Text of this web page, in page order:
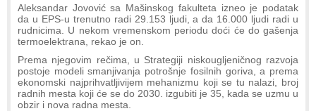
Aleksandar Jovović sa Mašinskog fakulteta izneo je podatak
da u EPS-u trenutno radi 29.153 ljudi, a da 16.000 ljudi radi u
rudnicima. U nekom vremenskom periodu doći će do gašenja
termoelektrana, rekao je on.
Prema njegovim rečima, u Strategiji niskougljeničnog razvoja
postoje modeli smanjivanja potrošnje fosilnih goriva, a prema
ekonomski najprihvatljivijem mehanizmu koji se tu nalazi, broj
radnih mesta koji će se do 2030. izgubiti je 35, kada se uzmu u
obzir i nova radna mesta.